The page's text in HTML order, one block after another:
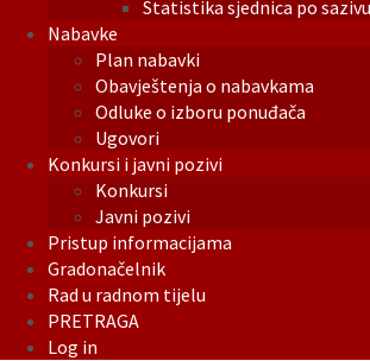
Statistika sjednica po sazivu
Nabavke
Plan nabavki
Obavještenja o nabavkama
Odluke o izboru ponuđača
Ugovori
Konkursi i javni pozivi
Konkursi
Javni pozivi
Pristup informacijama
Gradonačelnik
Rad u radnom tijelu
PRETRAGA
Log in